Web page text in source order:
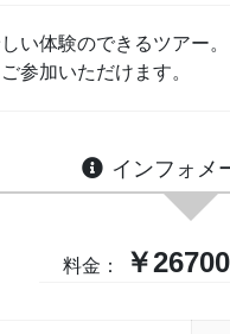
い体験のできるツアー。
参加いただけます。
インフォメ
料金： ￥